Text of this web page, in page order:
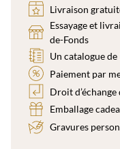
Livraison
Essayage et
de-Fonds
Un catalogue
Paiement par
Droit
Emballage
Gravures